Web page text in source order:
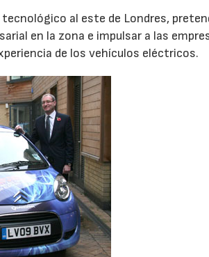
al este de Londres,
en la zona e impulsar a las
de los vehículos eléctricos.